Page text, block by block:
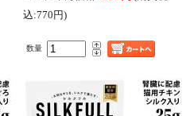
込:770円)
数量